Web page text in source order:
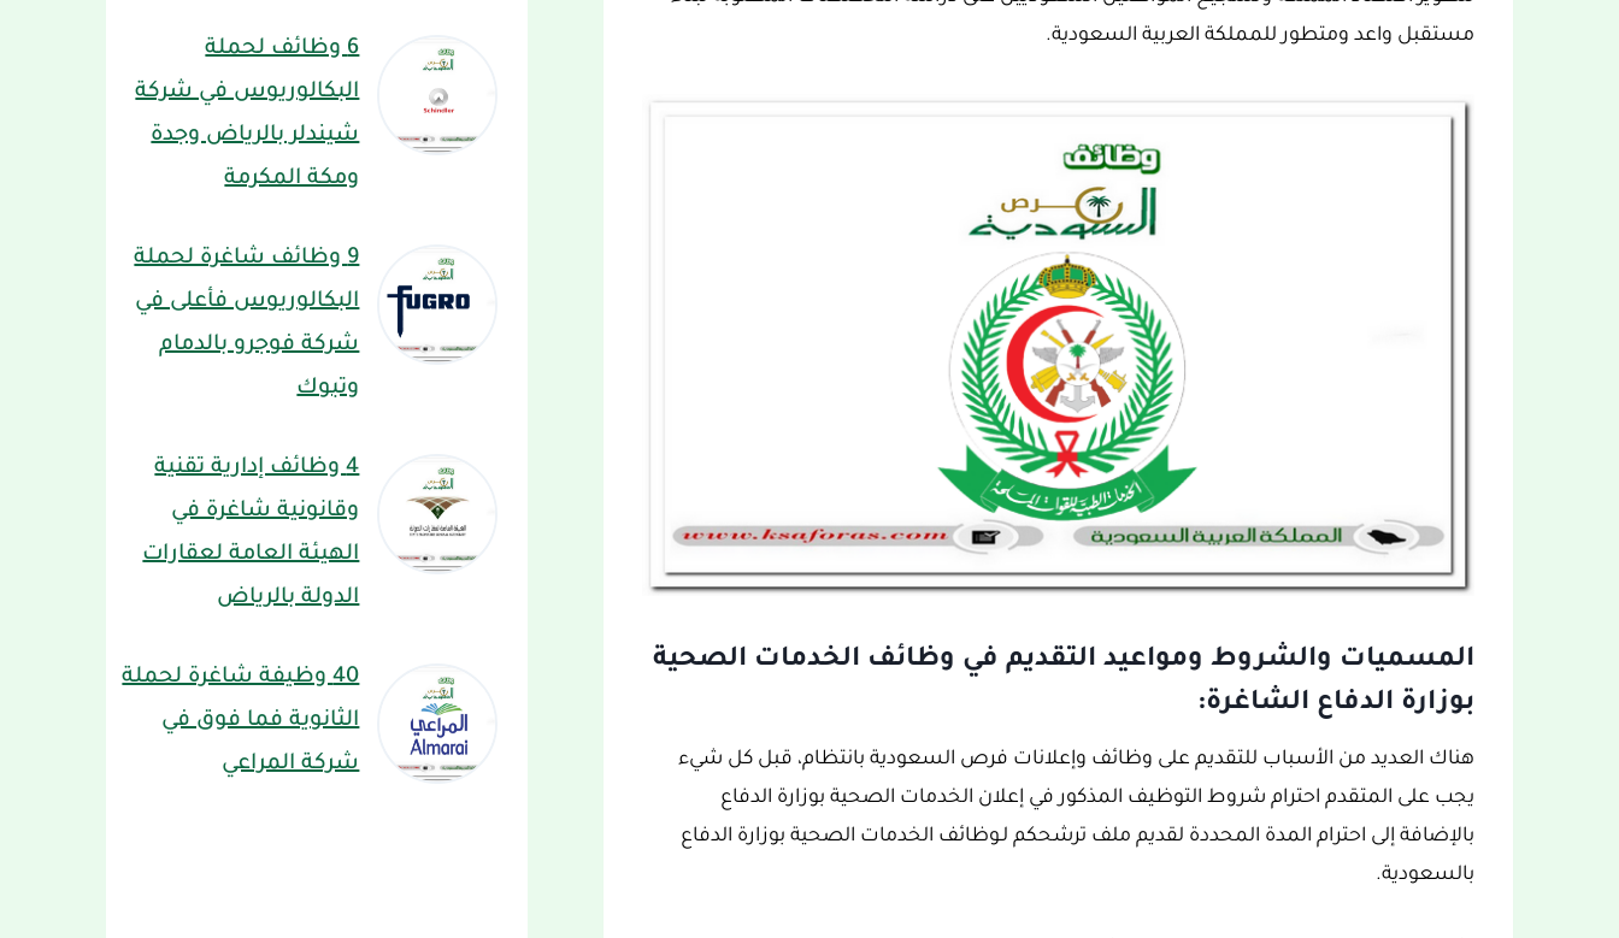
مستقبل واعد ومتطور للمملكة العربية السعودية.
المسميات والشروط ومواعيد التقديم في وظائف الخدمات الصحية
بوزارة الدفاع الشاغرة:
هناك العديد من الأسباب للتقديم على وظائف وإعلانات فرص السعودية بانتظام، قبل كل شيء
يجب على المتقدم احترام شروط التوظيف المذكور في إعلان الخدمات الصحية بوزارة الدفاع
بالإضافة إلى احترام المدة المحددة لقديم ملف ترشحكم لـوظائف الخدمات الصحية بوزارة الدفاع
بالسعودية.
6 وظائف لحملة
البكالوريوس في شركة
شيندلر بالرياض وجدة
ومكة المكرمة
9 وظائف شاغرة لحملة
البكالوريوس فأعلى في
شركة فوجرو بالدمام
وتبوك
4 وظائف إدارية تقنية
وقانونية شاغرة في
الهيئة العامة لعقارات
الدولة بالرياض
40 وظيفة شاغرة لحملة
الثانوية فما فوق في
شركة المراعي